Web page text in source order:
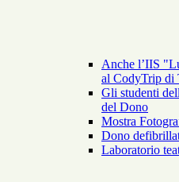
Anche l’IIS
al CodyTrip di
Gli studenti
del Dono
Mostra
Dono
Laboratorio